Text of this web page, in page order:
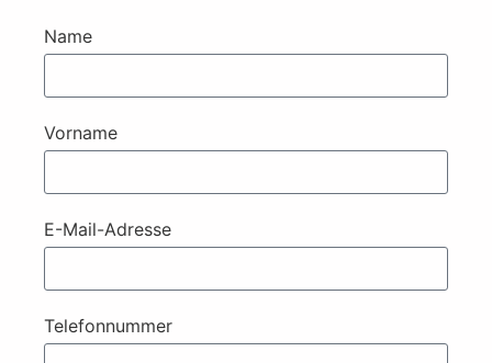
Name
Vorname
E-Mail-Adresse
Telefonnummer